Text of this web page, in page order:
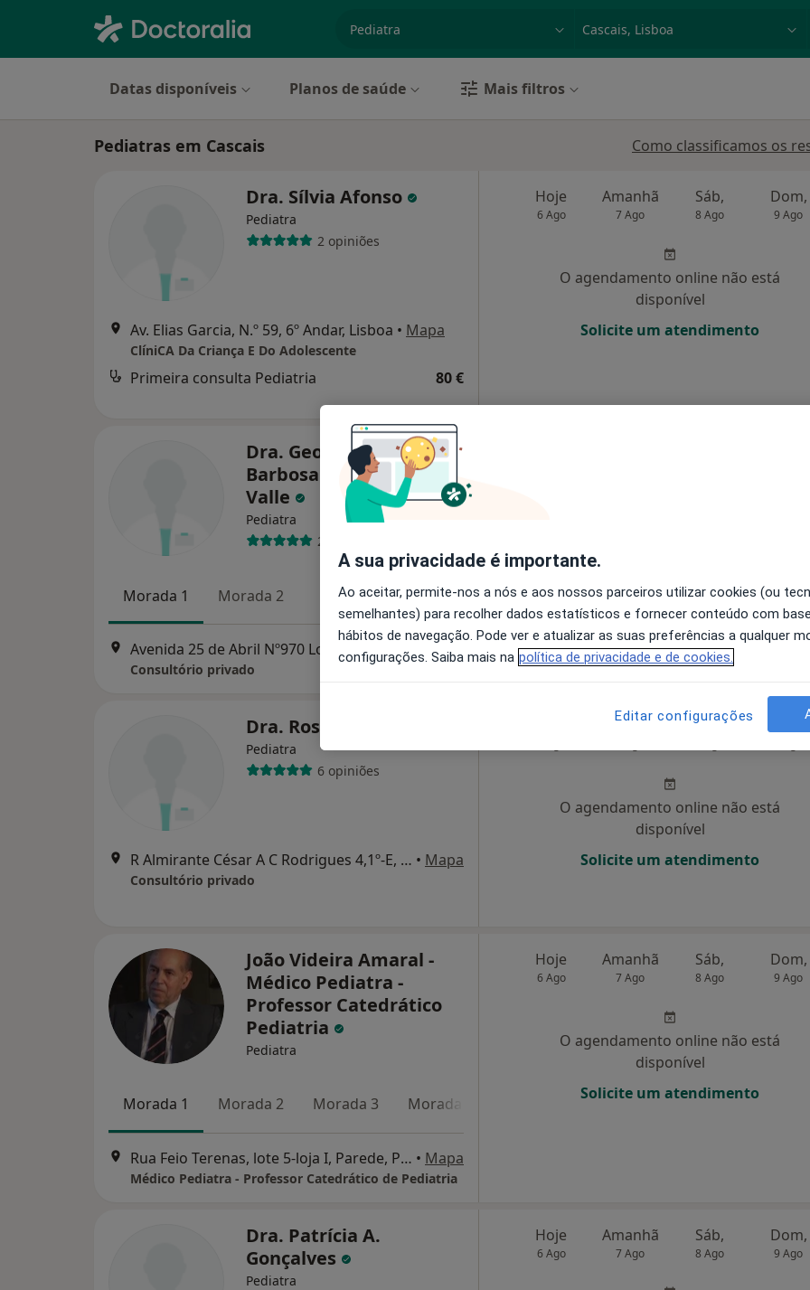
Datas disponíveis Planos de saúde Mais filtros
Pediatras em Cascais Como classificamos os
Dra. Sílvia Afonso
Pediatra
2 opiniões
Av. Elias Garcia, N.º 59, 6º Andar, Lisboa • Mapa
ClíniCA Da Criança E Do Adolescente
Primeira consulta Pediatria 80 €
Hoje
6 Ago
Amanhã
7 Ago
Sáb,
8 Ago
Dom,
9 Ago
O agendamento online não está
disponível
Solicite um atendimento
Dra. Georgina Lacerda
Barbosa F. Correia do
Valle
Pediatra
2 opiniões
Morada 1 Morada 2
Avenida 25 de Abril Nº970 Loja C Esq, Cascais Mapa
Consultório privado
Solicite um atendimento
Dra. Rosa Peres Gago
Pediatra
6 opiniões
R Almirante César A C Rodrigues 4,1º-E, Carnaxide • Mapa
Consultório privado
Amanhã Sáb,
O agendamento online não está
disponível
Solicite um atendimento
João Videira Amaral -
Médico Pediatra -
Professor Catedrático
Pediatria
Pediatra
Morada 1 Morada 2 Morada 3 Morada 4
Rua Feio Terenas, lote 5-loja I, Parede, Parede • Mapa
Médico Pediatra - Professor Catedrático de Pediatria
Hoje
6 Ago
Amanhã
7 Ago
Sáb,
8 Ago
Dom,
9 Ago
O agendamento online não está
disponível
Solicite um atendimento
Dra. Patrícia A.
Gonçalves
Pediatra
Hoje
6 Ago
Amanhã
7 Ago
Sáb,
8 Ago
Dom,
9 Ago
A sua privacidade é importante.
Ao aceitar, permite-nos a nós e aos nossos parceiros utilizar cookies (ou
semelhantes) para recolher dados estatísticos e fornecer conteúdo com
hábitos de navegação. Pode ver e atualizar as suas preferências a qualquer
configurações. Saiba mais na política de privacidade e de cookies.
Editar configurações